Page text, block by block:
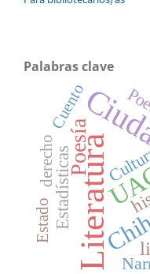
Palabras clave
Literatura
Poesía
Estadísticas
derecho
Cuento
Estado